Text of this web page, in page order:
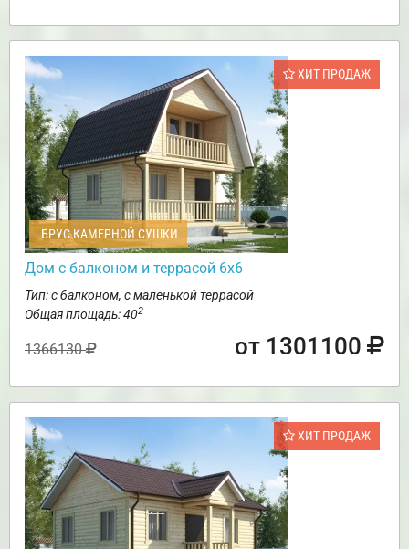
ХИТ ПРОДАЖ
БРУС КАМЕРНОЙ СУШКИ
Дом с балконом и террасой 6х6
Тип: с балконом, с маленькой террасой
Общая площадь: 402
1366130 от 1301100
ХИТ ПРОДАЖ